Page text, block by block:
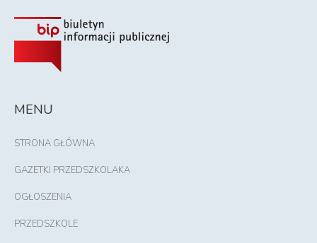
MENU
STRONA GŁÓWNA
GAZETKI PRZEDSZKOLAKA
OGŁOSZENIA
PRZEDSZKOLE